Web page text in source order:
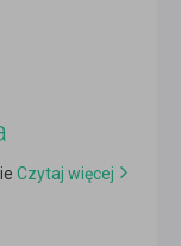
Czytaj więcej